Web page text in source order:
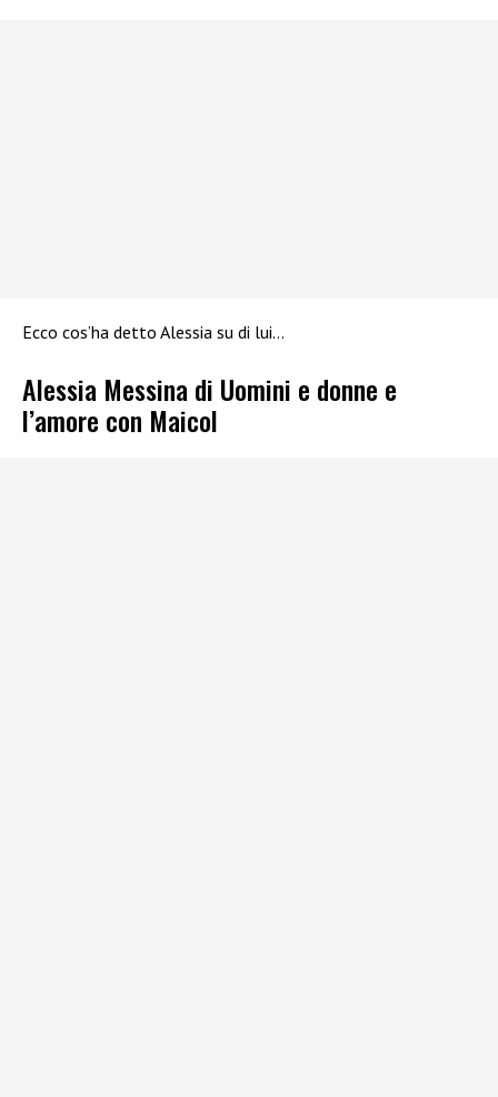
Ecco cos’ha detto Alessia su di lui…
Alessia Messina di Uomini e donne e
l’amore con Maicol